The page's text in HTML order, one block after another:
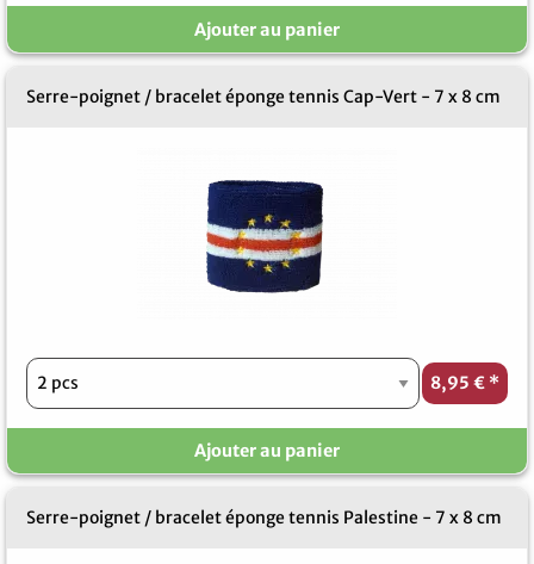
Ajouter au panier
Serre-poignet / bracelet éponge tennis Cap-Vert - 7 x 8 cm
8,95 € *
Ajouter au panier
Serre-poignet / bracelet éponge tennis Palestine - 7 x 8 cm